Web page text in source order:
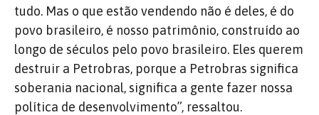
tudo. Mas o que estão vendendo não é deles, é do
povo brasileiro, é nosso patrimônio, construído ao
longo de séculos pelo povo brasileiro. Eles querem
destruir a Petrobras, porque a Petrobras significa
soberania nacional, significa a gente fazer nossa
política de desenvolvimento”, ressaltou.